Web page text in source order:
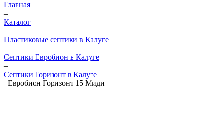
Главная
–
Каталог
–
Пластиковые септики в Калуге
–
Септики Евробион в Калуге
–
Септики Горизонт в Калуге
–Евробион Горизонт 15 Миди